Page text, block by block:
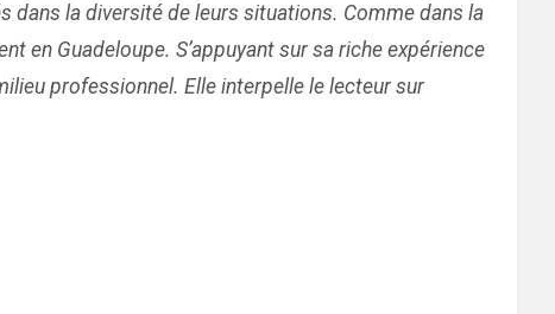
dans la diversité de leurs situations. Comme dans la
en Guadeloupe. S’appuyant sur sa riche expérience
professionnel. Elle interpelle le lecteur sur